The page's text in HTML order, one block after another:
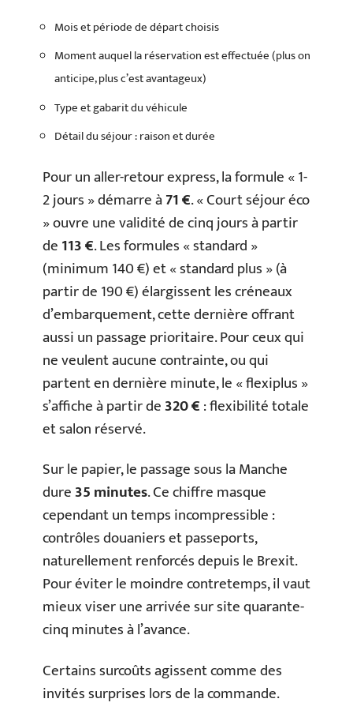
Mois et période de départ choisis
Moment auquel la réservation est effectuée (plus on
anticipe, plus c’est avantageux)
Type et gabarit du véhicule
Détail du séjour : raison et durée
Pour un aller-retour express, la formule « 1-
2 jours » démarre à71 €. « Court séjour éco
» ouvre une validité de cinq jours à partir
de113 €. Les formules « standard »
(minimum 140 €) et « standard plus » (à
partir de 190 €) élargissent les créneaux
d’embarquement, cette dernière offrant
aussi un passage prioritaire. Pour ceux qui
ne veulent aucune contrainte, ou qui
partent en dernière minute, le « flexiplus »
s’affiche à partir de320 €: flexibilité totale
et salon réservé.
Sur le papier, le passage sous la Manche
dure35 minutes. Ce chiffre masque
cependant un temps incompressible :
contrôles douaniers et passeports,
naturellement renforcés depuis le Brexit.
Pour éviter le moindre contretemps, il vaut
mieux viser une arrivée sur site quarante-
cinq minutes à l’avance.
Certains surcoûts agissent comme des
invités surprises lors de la commande.